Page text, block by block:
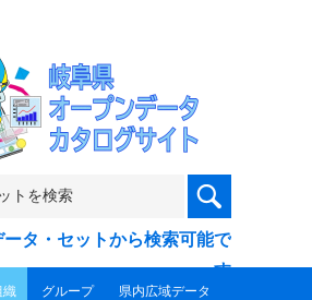
タ・セットから検索可能で
す
グループ 県内広域データ